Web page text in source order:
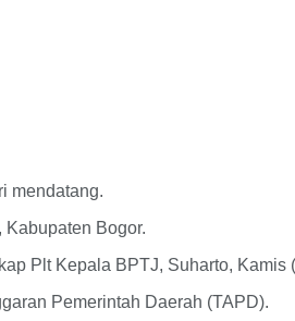
mendatang.
Bogor.
Plt Kepala BPTJ, Suharto, Kamis
Pemerintah Daerah (TAPD).